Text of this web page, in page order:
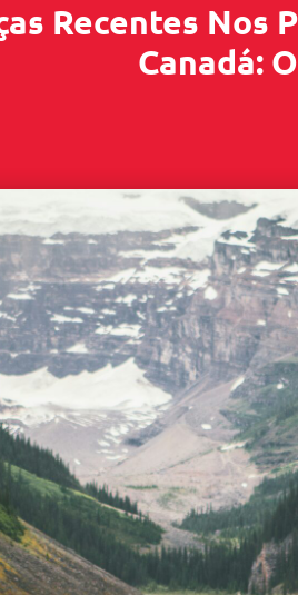
Recentes Nos
Canadá: